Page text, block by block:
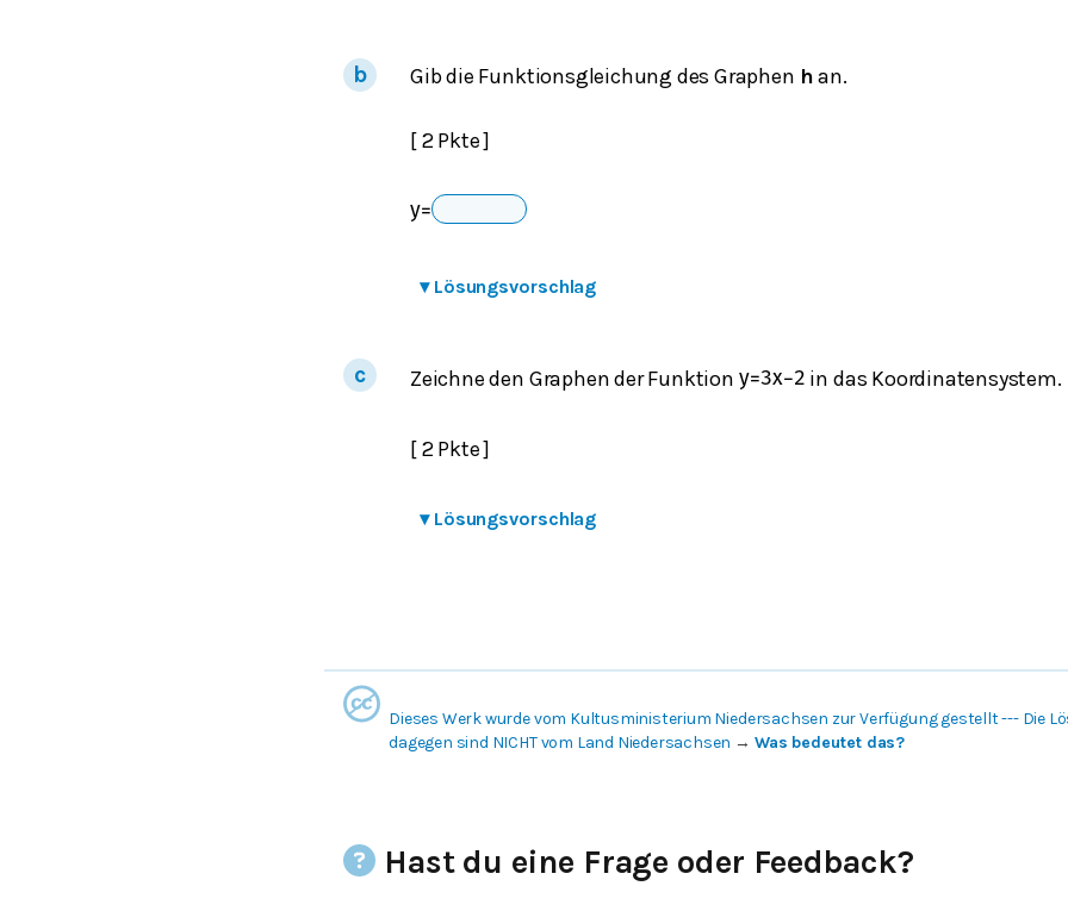
Gib die Funktionsgleichung des Graphen han.
[ 2 Pkte ]
y=
▾ Lösungsvorschlag
Zeichne den Graphen der Funktion y=3x−2 in das Koordinatensystem.
[ 2 Pkte ]
▾ Lösungsvorschlag
Dieses Werk wurde vom Kultusministerium Niedersachsen zur Verfügung gestellt --- Die
dagegen sind NICHT vom Land Niedersachsen → Was bedeutet das?
Hast du eine Frage oder Feedback?